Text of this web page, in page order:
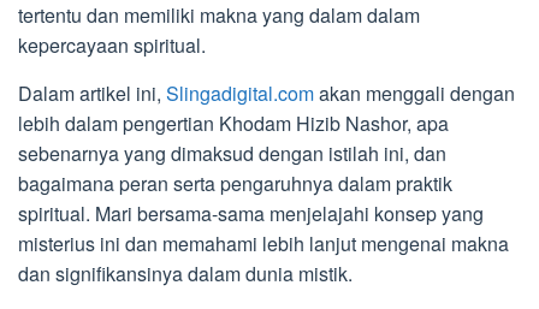
tertentu dan memiliki makna yang dalam dalam
kepercayaan spiritual.
Dalam artikel ini, Slingadigital.comakan menggali dengan
lebih dalam pengertian Khodam Hizib Nashor, apa
sebenarnya yang dimaksud dengan istilah ini, dan
bagaimana peran serta pengaruhnya dalam praktik
spiritual. Mari bersama-sama menjelajahi konsep yang
misterius ini dan memahami lebih lanjut mengenai makna
dan signifikansinya dalam dunia mistik.